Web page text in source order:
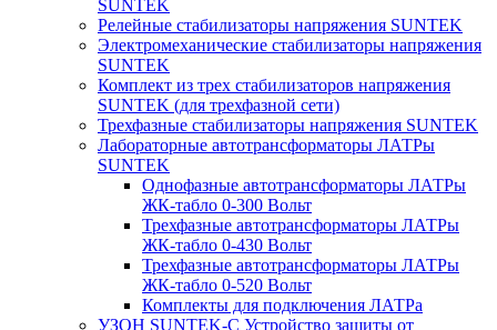
SUNTEK
Релейные стабилизаторы напряжения SUNTEK
Электромеханические стабилизаторы напряжения
SUNTEK
Комплект из трех стабилизаторов напряжения
SUNTEK (для трехфазной сети)
Трехфазные стабилизаторы напряжения SUNTEK
Лабораторные автотрансформаторы ЛАТРы
SUNTEK
Однофазные автотрансформаторы ЛАТРы
ЖК-табло 0-300 Вольт
Трехфазные автотрансформаторы ЛАТРы
ЖК-табло 0-430 Вольт
Трехфазные автотрансформаторы ЛАТРы
ЖК-табло 0-520 Вольт
Комплекты для подключения ЛАТРа
УЗОН SUNTEK-C Устройство защиты от